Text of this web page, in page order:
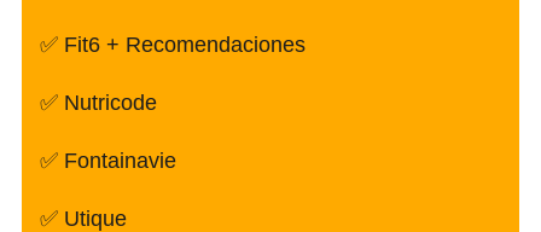
✅ Fit6 + Recomendaciones
✅ Nutricode
✅ Fontainavie
✅ Utique